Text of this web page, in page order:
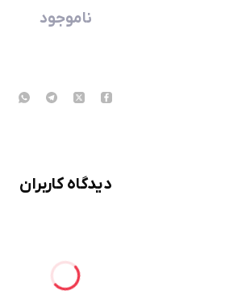
ناموجود
دیدگاه کاربران